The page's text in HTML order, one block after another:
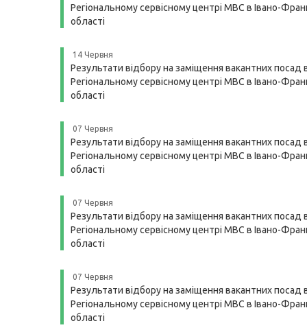
Регіональному сервісному центрі МВС в Івано-
області
14 Червня
Результати відбору на заміщення вакантних посад
Регіональному сервісному центрі МВС в Івано-
області
07 Червня
Результати відбору на заміщення вакантних посад
Регіональному сервісному центрі МВС в Івано-
області
07 Червня
Результати відбору на заміщення вакантних посад
Регіональному сервісному центрі МВС в Івано-
області
07 Червня
Результати відбору на заміщення вакантних посад
Регіональному сервісному центрі МВС в Івано-
області